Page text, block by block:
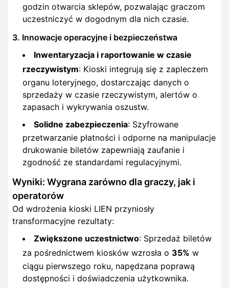
godzin otwarcia sklepów, pozwalając graczom
uczestniczyć w dogodnym dla nich czasie.
3. Innowacje operacyjne i bezpieczeństwa
Inwentaryzacja i raportowanie w czasie
rzeczywistym: Kioski integrują się z zapleczem
organu loteryjnego, dostarczając danych o
sprzedaży w czasie rzeczywistym, alertów o
zapasach i wykrywania oszustw.
Solidne zabezpieczenia: Szyfrowane
przetwarzanie płatności i odporne na manipulacje
drukowanie biletów zapewniają zaufanie i
zgodność ze standardami regulacyjnymi.
Wyniki: Wygrana zarówno dla graczy, jak i
operatorów
Od wdrożenia kioski LIEN przyniosły
transformacyjne rezultaty:
Zwiększone uczestnictwo: Sprzedaż biletów
za pośrednictwem kiosków wzrosła o 35% w
ciągu pierwszego roku, napędzana poprawą
dostępności i doświadczenia użytkownika.